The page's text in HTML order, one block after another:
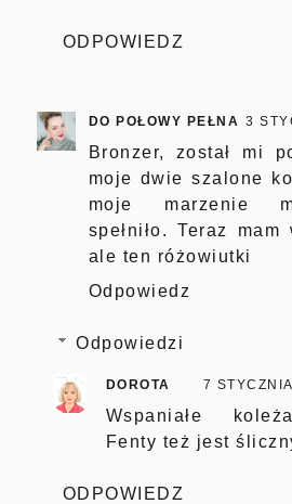
ODPOWIEDZ
DO POŁOWY PEŁNA 3
Bronzer, został mi
moje dwie szalone
moje marzenie
spełniło. Teraz
ale ten różowiutki
Odpowiedz
Odpowiedzi
DOROTA 7
Wspaniałe
Fenty też jest
ODPOWIEDZ